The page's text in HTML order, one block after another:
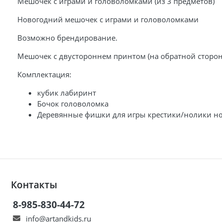
Новогодний мешочек с играми и головоломками
Возможно брендирование.
Мешочек с двустороннем принтом (на обратной
Комплектация:
кубик лабиринт
Бочок головоломка
Деревянные фишки для игры крестики/нолики
Контакты
8-985-830-44-72
info@artandkids.ru